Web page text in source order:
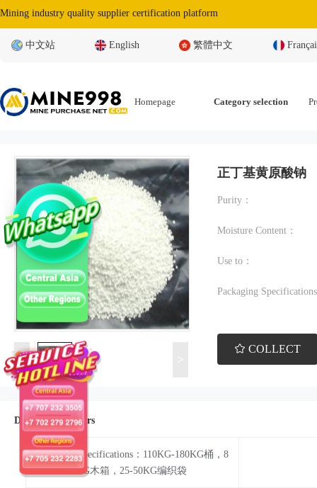
Mining industry quality supplier certification platform
中文站 English 繁體中文
Homepage Category selection
<
正丁基黄原酸钠
Purity：
Moisture Content：
Use to：
Packaging
COLLECT
Details Parameters
Packaging Specifications：110KG-180KG桶，8
50KG-900KG木箱，25-50KG编织袋